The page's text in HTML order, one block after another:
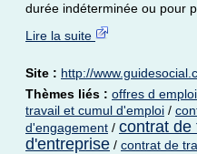
durée indéterminée ou pour
Lire la suite
Site : http://
Thèmes liés : offres d
travail et cumul d'emploi /
d'engagement / contrat de
d'entreprise / contrat de